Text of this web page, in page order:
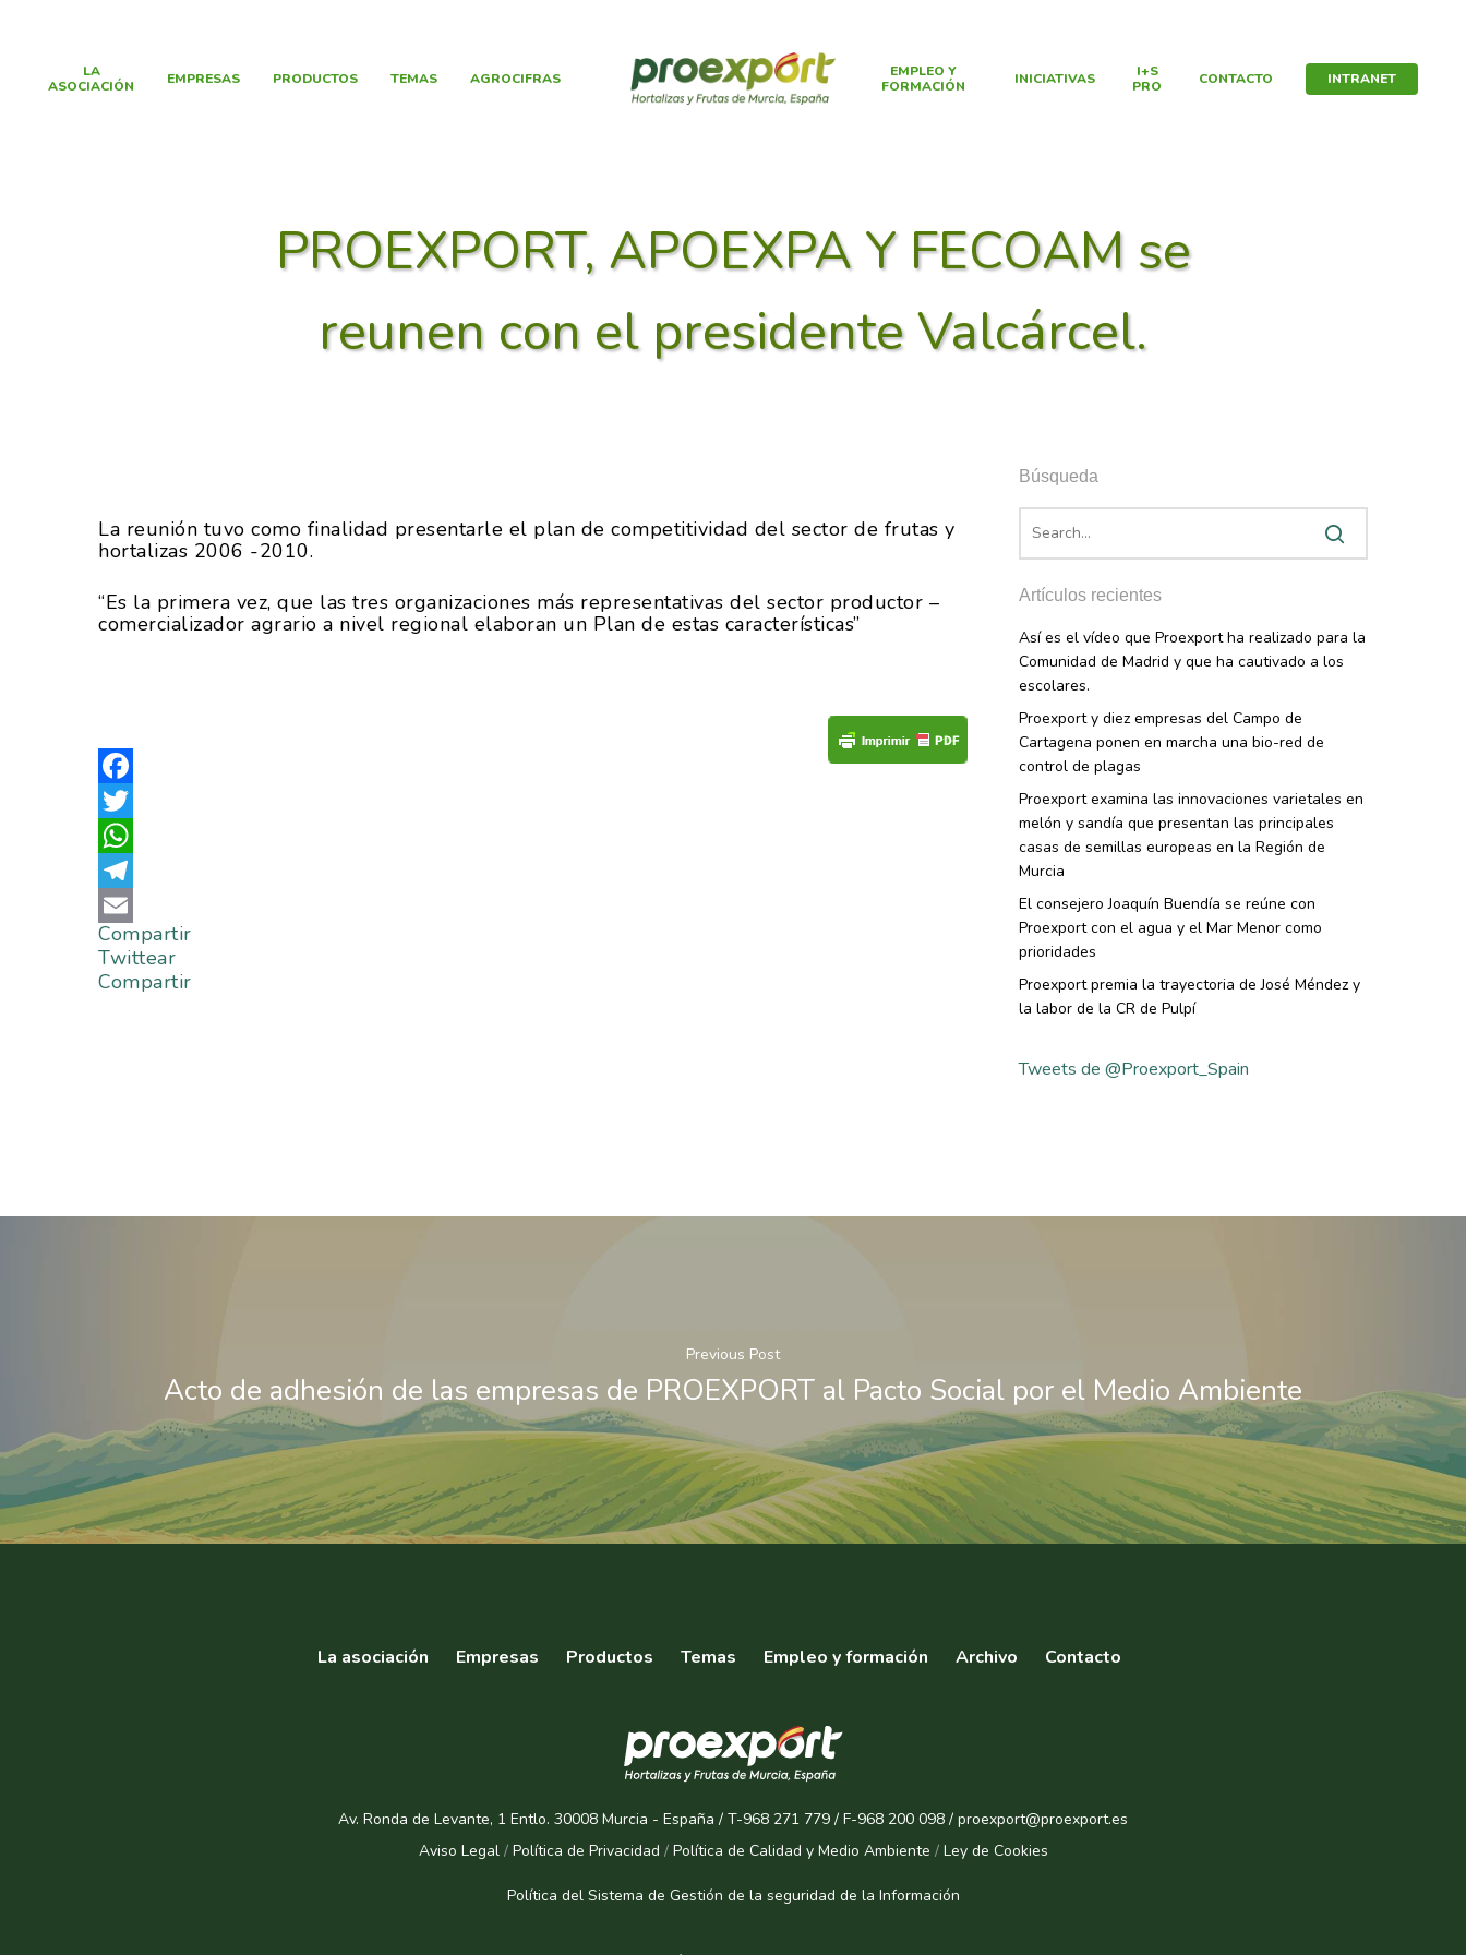
LA
ASOCIACIÓN
EMPRESAS PRODUCTOS TEMAS AGROCIFRAS
EMPLEO Y
FORMACIÓN
INICIATIVAS
I+S
PRO
CONTACTO INTRANET
PROEXPORT, APOEXPA Y FECOAM se
reunen con el presidente Valcárcel.
La reunión tuvo como finalidad presentarle el plan de competitividad del sector de frutas y
hortalizas 2006 -2010.
“Es la primera vez, que las tres organizaciones más representativas del sector productor –
comercializador agrario a nivel regional elaboran un Plan de estas características”
Facebook
Twitter
WhatsApp
Telegram
Email
Compartir
Twittear
Compartir
Búsqueda
Artículos recientes
Así es el vídeo que Proexport ha realizado para la
Comunidad de Madrid y que ha cautivado a los
escolares.
Proexport y diez empresas del Campo de
Cartagena ponen en marcha una bio-red de
control de plagas
Proexport examina las innovaciones varietales en
melón y sandía que presentan las principales
casas de semillas europeas en la Región de
Murcia
El consejero Joaquín Buendía se reúne con
Proexport con el agua y el Mar Menor como
prioridades
Proexport premia la trayectoria de José Méndez y
la labor de la CR de Pulpí
Tweets de @Proexport_Spain
Previous Post
Acto de adhesión de las empresas de PROEXPORT al Pacto Social por el Medio Ambiente
La asociación Empresas Productos Temas Empleo y formación Archivo Contacto
Av. Ronda de Levante, 1 Entlo. 30008 Murcia - España / T-968 271 779 / F-968 200 098 / proexport@proexport.es
Aviso Legal/ Política de Privacidad /Política de Calidad y Medio Ambiente / Ley de Cookies
Política del Sistema de Gestión de la seguridad de la Información